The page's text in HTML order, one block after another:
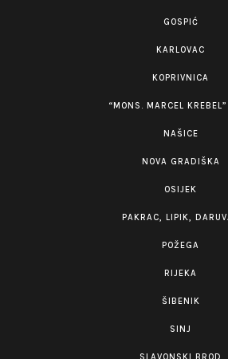
GOSPIĆ
KARLOVAC
KOPRIVNICA
“MONS. MARCEL
NAŠICE
NOVA GRADIŠKA
OSIJEK
PAKRAC, LIPIK,
POŽEGA
RIJEKA
ŠIBENIK
SINJ